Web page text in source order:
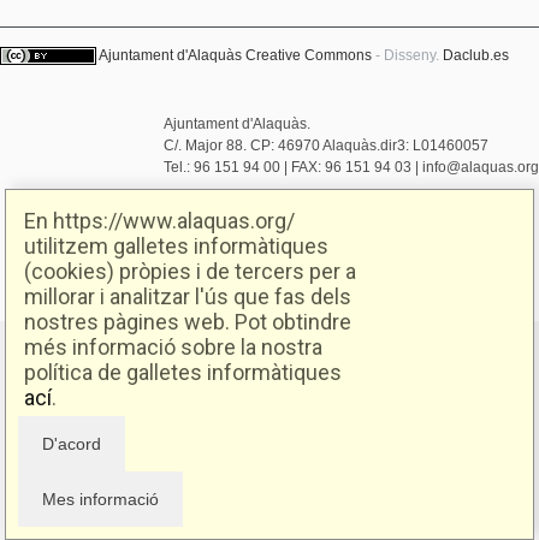
En https://www.alaquas.org/
utilitzem galletes informàtiques
(cookies) pròpies i de tercers per a
millorar i analitzar l'ús que fas dels
nostres pàgines web. Pot obtindre
més informació sobre la nostra
política de galletes informàtiques
ací.
Ajuntament d'Alaquàs Creative Commons - Disseny. Daclub.es
Ajuntament d'Alaquàs.
C/. Major 88. CP: 46970 Alaquàs.dir3: L01460057
Tel.: 96 151 94 00 | FAX: 96 151 94 03 | info@alaquas.org
Política de cookies.